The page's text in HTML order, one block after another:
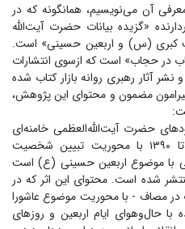
آن می‌نویسیم، همانگونه که در
«گزیده بیانات حضرت آیت‌الله
کبری (س) و اربعین حسینی» است.
در حجاب» است که از‌سوی انتشارات
آثار رهبری روانه بازار کتاب شده
مضمون و محتوای این پژوهش،
حضرت آیت‌الله‌العظمی خامنه‌ای
(مدظله‌العالی) بین سال‌های ۱۳۵۷ تا ۱۳۹۰ با محوریت تبیین شخصیت
با موضوع اربعین حسینی (ع) است
شده است. محتوای این اثر که در
در مصاف - با محوریت موضوع عاشورا
حال‌و‌هوای ایام اربعین و روز‌های